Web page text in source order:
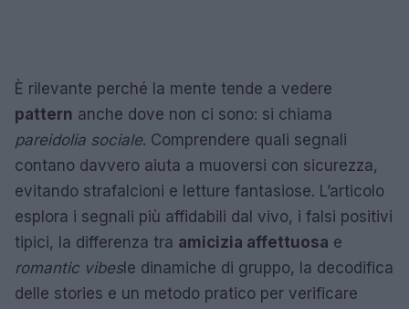
È rilevante perché la mente tende a vedere
pattern anche dove non ci sono: si chiama
pareidolia sociale. Comprendere quali segnali
contano davvero aiuta a muoversi con sicurezza,
evitando strafalcioni e letture fantasiose. L’articolo
esplora i segnali più affidabili dal vivo, i falsi positivi
tipici, la differenza tra amicizia affettuosa e
romantic vibesle dinamiche di gruppo, la decodifica
delle stories e un metodo pratico per verificare